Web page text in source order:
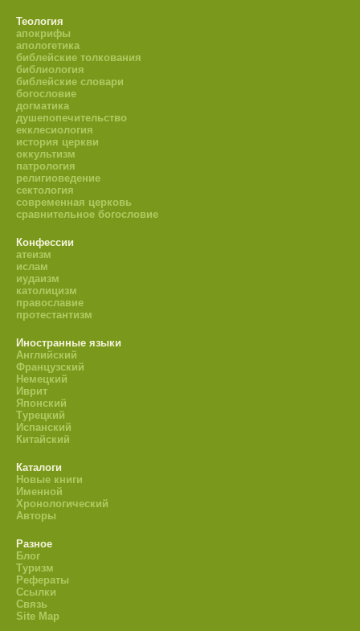
Теология
апокрифы
апологетика
библейские толкования
библиология
библейские словари
богословие
догматика
душепопечительство
екклесиология
история церкви
оккультизм
патрология
религиоведение
сектология
современная церковь
сравнительное богословие
Конфессии
атеизм
ислам
иудаизм
католицизм
православие
протестантизм
Иностранные языки
Английский
Французский
Немецкий
Иврит
Японский
Турецкий
Испанский
Китайский
Каталоги
Новые книги
Именной
Хронологический
Авторы
Разное
Блог
Туризм
Рефераты
Ссылки
Связь
Site Map